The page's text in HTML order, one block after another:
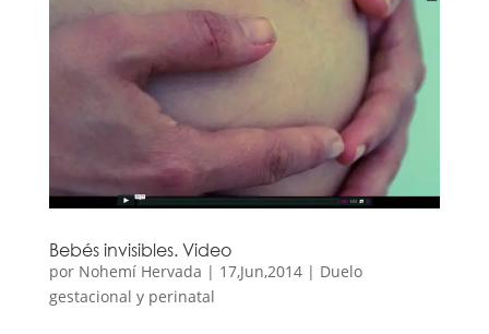
Bebés invisibles. Video
por Nohemí Hervada | 17,Jun,2014| Duelo
gestacional y perinatal